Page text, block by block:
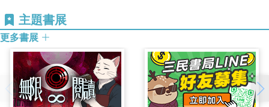
主題書展
更多書展